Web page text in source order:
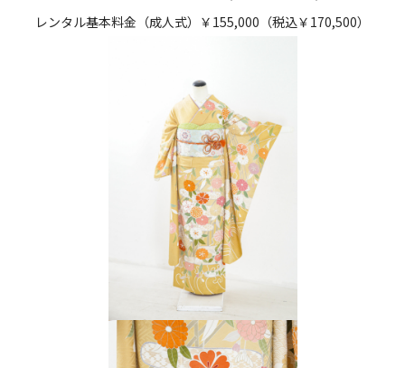
レンタル基本料金（成人式）￥155,000（税込￥170,500）